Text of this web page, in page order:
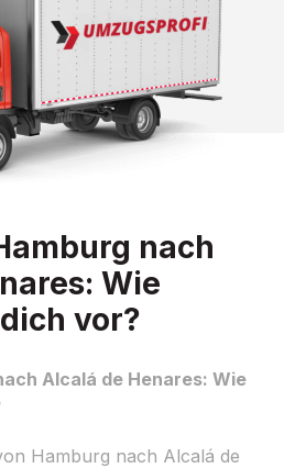
nach
Wie
vor?
Alcalá de Henares: Wie
Hamburg nach Alcalá de